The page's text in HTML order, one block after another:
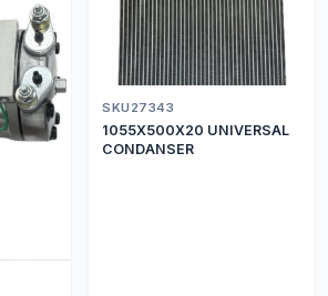
SKU27343
1055X500X20 UNIVERSAL
CONDANSER